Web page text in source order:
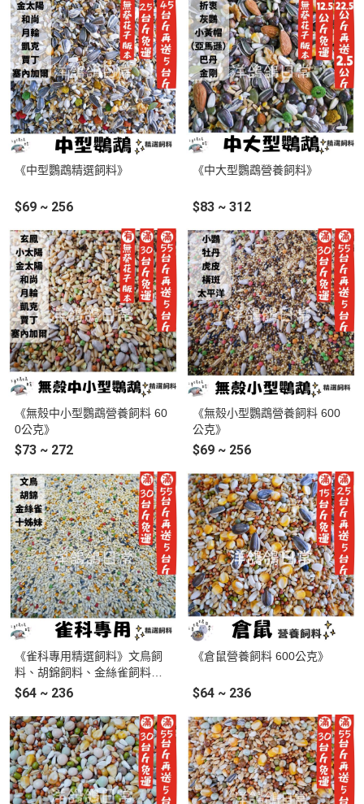
《中型鸚鵡精選飼料》
$69 ~ 256
《中大型鸚鵡營養飼料》
$83 ~ 312
《無殼中小型鸚鵡營養飼料 60
0公克》
$73 ~ 272
《無殼小型鸚鵡營養飼料 600
公克》
$69 ~ 256
《雀科專用精選飼料》文鳥飼
料、胡錦飼料、金絲雀飼料、
十姊妹飼料、麻雀飼料、雀鳥
$64 ~ 236
《倉鼠營養飼料 600公克》
$64 ~ 236